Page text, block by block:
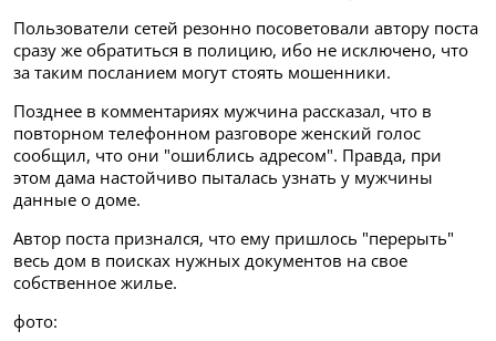
Пользователи сетей резонно посоветовали автору поста
сразу же обратиться в полицию, ибо не исключено, что
за таким посланием могут стоять мошенники.
Позднее в комментариях мужчина рассказал, что в
повторном телефонном разговоре женский голос
сообщил, что они "ошиблись адресом". Правда, при
этом дама настойчиво пыталась узнать у мужчины
данные о доме.
Автор поста признался, что ему пришлось "перерыть"
весь дом в поисках нужных документов на свое
собственное жилье.
фото: